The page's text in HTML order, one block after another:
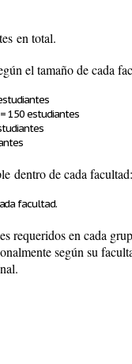
en total.
el tamaño de cada
=150 estudiantes
dentro de cada facultad:
facultad.
requeridos en cada
según su